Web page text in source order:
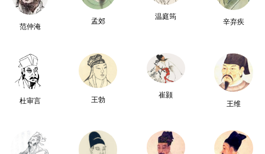
范仲淹
孟郊
温庭筠
辛弃疾
杜审言 王勃
崔颢
王维